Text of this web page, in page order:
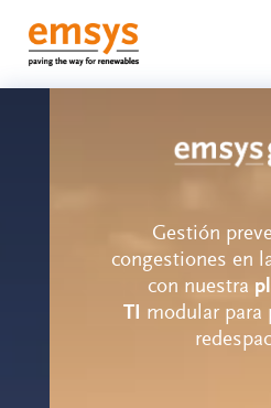
Gestión
congestiones en
con nuestra
TI modular para